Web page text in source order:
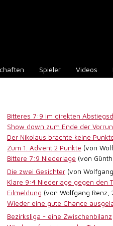
Spieler Videos
Bitteres 7:9 im direkten
Show down zum Ende der
Der Nikolaus brachte keine
Zum 1. Advent 2 Punkte (von
Bittere 7:9 Niederlage (von
Die zwei Gesichter (von
Klare 9:4 Niederlage gegen den
Eilmeldung (von Wolfgang Renz,
Wieder eine gute Chance
Bezirksliga - eine Zwischenbilanz